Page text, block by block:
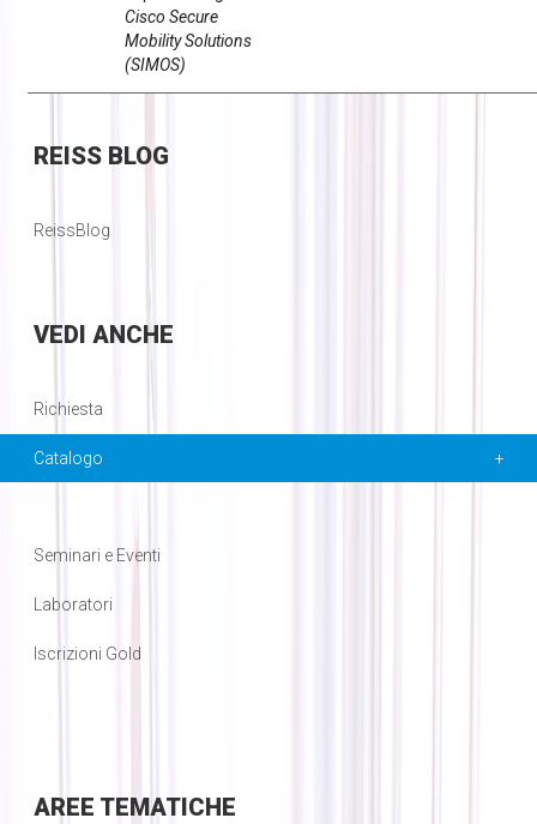
Cisco Secure
Mobility Solutions
(SIMOS)
REISSBLOG
ReissBlog
VEDI ANCHE
Richiesta
Catalogo
Seminari e Eventi
Laboratori
Iscrizioni Gold
AREE TEMATICHE